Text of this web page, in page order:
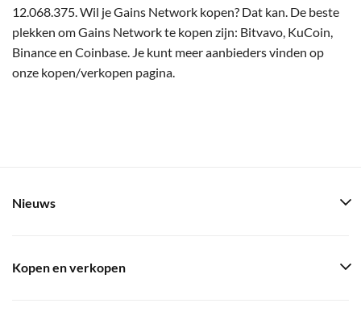
12.068.375. Wil je Gains Network kopen? Dat kan. De beste
plekken om Gains Network te kopen zijn: Bitvavo, KuCoin,
Binance en Coinbase. Je kunt meer aanbieders vinden op
onze kopen/verkopen pagina.
Nieuws
Kopen en verkopen